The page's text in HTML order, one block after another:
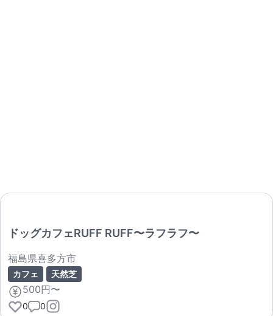
ドッグカフェRUFF RUFF〜ラフラフ〜
福島県喜多方市
カフェ 天然芝
500円〜
0 0